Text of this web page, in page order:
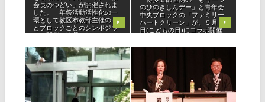
会長のつどい」が開催されま
した。 年祭活動活性化の一
環として教区布教部主催のも
とブロックごとのシンポジウ
し、教会
▶
のひのきしんデー」と青年会
中央ブロックの「ファミリー
ハートクリーン」が、５月５
日(こどもの日)にコラボ開催
ばし、結
▶
2023.04.30
立教186年 全教一斉
ひのきしんデー 開催
報告
2023.04.03
シンポジウム「教会
発展の道標」（南
部・北部・中央）